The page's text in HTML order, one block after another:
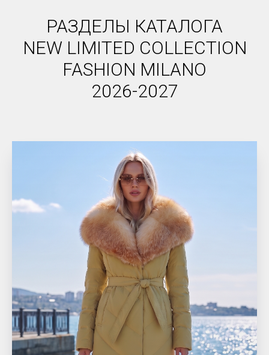
РАЗДЕЛЫ КАТАЛОГА
NEW LIMITED COLLECTION
FASHION MILANO
2026-2027